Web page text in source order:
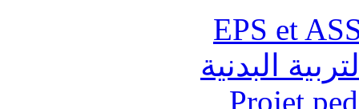
البدنية
Projet